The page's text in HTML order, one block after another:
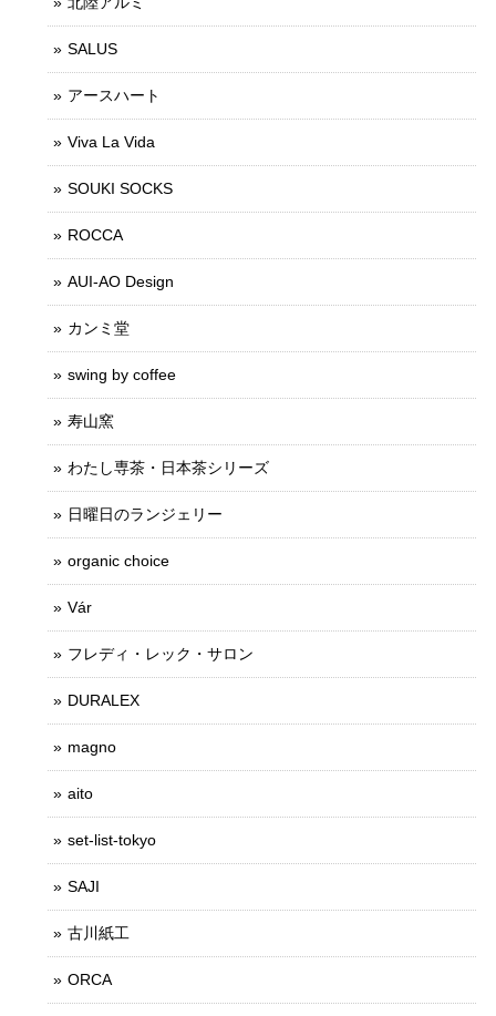
SALUS
アースハート
Viva La Vida
SOUKI SOCKS
ROCCA
AUI-AO Design
カンミ堂
swing by coffee
寿山窯
わたし専茶・日本茶シリーズ
日曜日のランジェリー
organic choice
Vár
フレディ・レック・サロン
DURALEX
magno
aito
set-list-tokyo
SAJI
古川紙工
ORCA